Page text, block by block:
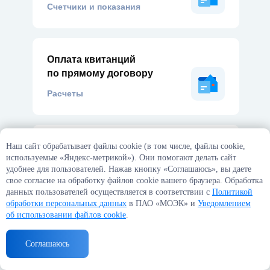
Счетчики и показания
Счетчики и показания
Оплата квитанции
по прямому договору
Оплата квитанций
по прямому договору
Расчеты
Расчеты
Кто отвечает за качество
услуг
Кто отвечает за качество
услуг
Несвоевременная передача
показаний
Несвоевременная передача
показаний
Счетчики и показания
Счетчики и показания
Наш сайт обрабатывает файлы cookie (в том числе, файлы cookie,
используемые «Яндекс-метрикой»). Они помогают делать сайт
удобнее для пользователей. Нажав кнопку «Соглашаюсь», вы даете
свое согласие на обработку файлов cookie вашего браузера. Обработка
данных пользователей осуществляется в соответствии с Политикой
обработки персональных данных в ПАО «МОЭК» и Уведомлением
об использовании файлов cookie.
Соглашаюсь